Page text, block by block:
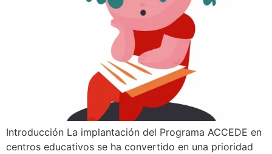
Introducción La implantación del Programa ACCEDE en
centros educativos se ha convertido en una prioridad